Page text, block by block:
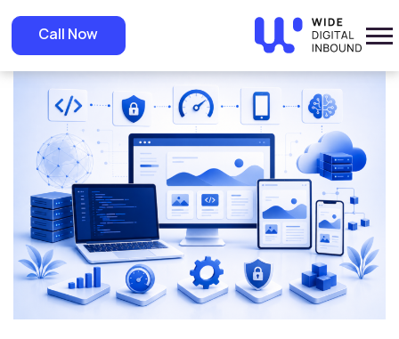
Call Now Home Blog
»
أحدث تقنيات تطوير المواقع في 2026: دليل المواقع السريعة
والمتجاوبة